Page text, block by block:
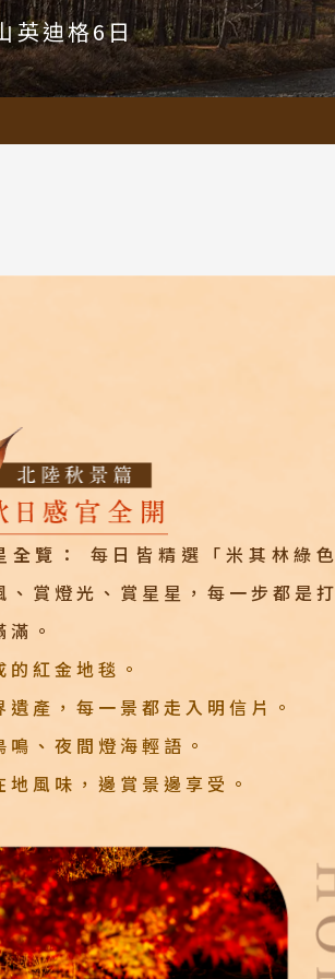
英迪格6日
覽：
每日皆精選「米其林綠色
賞燈光、賞星星，每一步都是打
。
紅金地毯。
產，每一景都走入明信片。
、夜間燈海輕語。
風味，邊賞景邊享受。